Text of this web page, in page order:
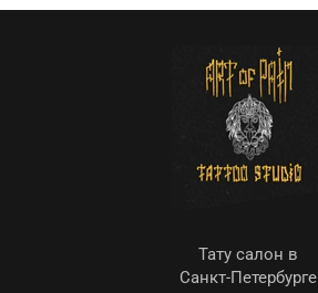
Тату салон в
Санкт-Петербурге